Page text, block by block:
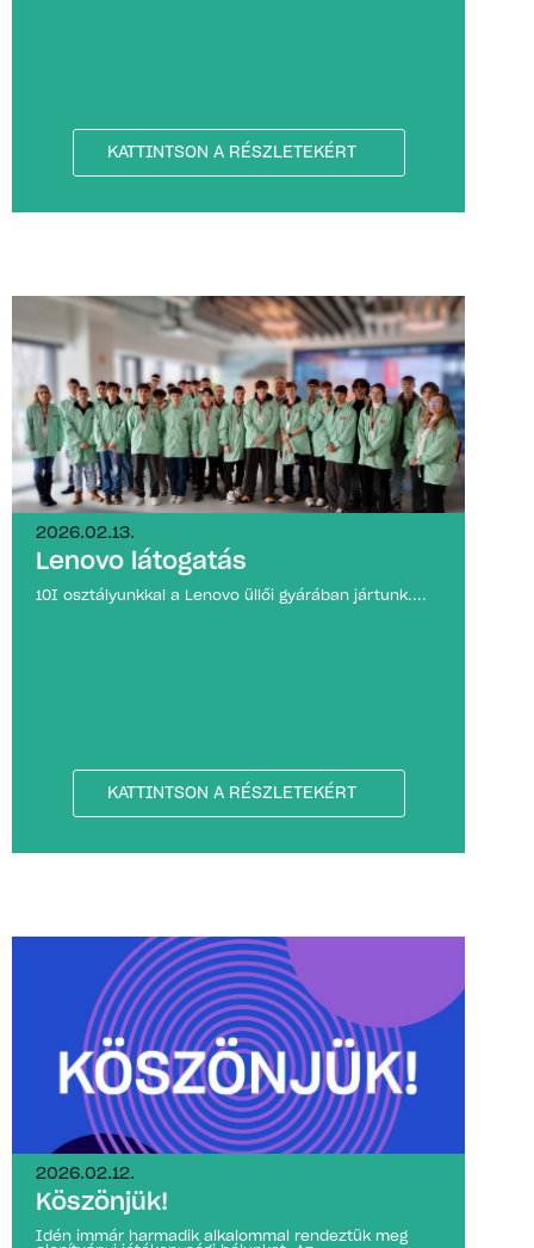
KATTINTSON A RÉSZLETEKÉRT
2026.02.13.
Lenovo látogatás
10I osztályunkkal a Lenovo üllői gyárában jártunk....
KATTINTSON A RÉSZLETEKÉRT
2026.02.12.
Köszönjük!
Idén immár harmadik alkalommal rendeztük meg